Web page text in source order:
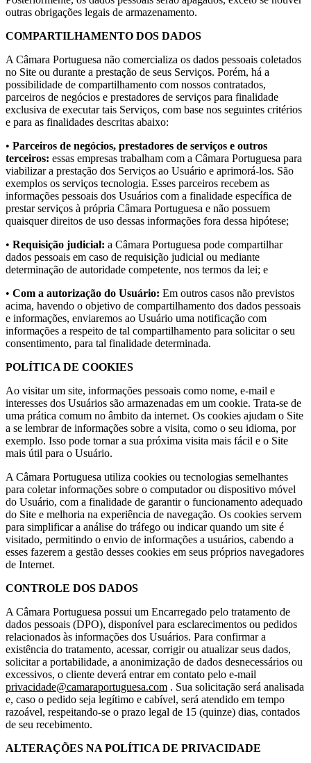
outras obrigações legais de armazenamento.
COMPARTILHAMENTO DOS DADOS
A Câmara Portuguesa não comercializa os dados pessoais coletados
no Site ou durante a prestação de seus Serviços. Porém, há a
possibilidade de compartilhamento com nossos contratados,
parceiros de negócios e prestadores de serviços para finalidade
exclusiva de executar tais Serviços, com base nos seguintes critérios
e para as finalidades descritas abaixo:
• Parceiros de negócios, prestadores de serviços e outros
terceiros: essas empresas trabalham com a Câmara Portuguesa para
viabilizar a prestação dos Serviços ao Usuário e aprimorá-los. São
exemplos os serviços tecnologia. Esses parceiros recebem as
informações pessoais dos Usuários com a finalidade específica de
prestar serviços à própria Câmara Portuguesa e não possuem
quaisquer direitos de uso dessas informações fora dessa hipótese;
• Requisição judicial: a Câmara Portuguesa pode compartilhar
dados pessoais em caso de requisição judicial ou mediante
determinação de autoridade competente, nos termos da lei; e
• Com a autorização do Usuário: Em outros casos não previstos
acima, havendo o objetivo de compartilhamento dos dados pessoais
e informações, enviaremos ao Usuário uma notificação com
informações a respeito de tal compartilhamento para solicitar o seu
consentimento, para tal finalidade determinada.
POLÍTICA DE COOKIES
Ao visitar um site, informações pessoais como nome, e-mail e
interesses dos Usuários são armazenadas em um cookie. Trata-se de
uma prática comum no âmbito da internet. Os cookies ajudam o Site
a se lembrar de informações sobre a visita, como o seu idioma, por
exemplo. Isso pode tornar a sua próxima visita mais fácil e o Site
mais útil para o Usuário.
A Câmara Portuguesa utiliza cookies ou tecnologias semelhantes
para coletar informações sobre o computador ou dispositivo móvel
do Usuário, com a finalidade de garantir o funcionamento adequado
do Site e melhoria na experiência de navegação. Os cookies servem
para simplificar a análise do tráfego ou indicar quando um site é
visitado, permitindo o envio de informações a usuários, cabendo a
esses fazerem a gestão desses cookies em seus próprios navegadores
de Internet.
CONTROLE DOS DADOS
A Câmara Portuguesa possui um Encarregado pelo tratamento de
dados pessoais (DPO), disponível para esclarecimentos ou pedidos
relacionados às informações dos Usuários. Para confirmar a
existência do tratamento, acessar, corrigir ou atualizar seus dados,
solicitar a portabilidade, a anonimização de dados desnecessários ou
excessivos, o cliente deverá entrar em contato pelo e-mail
privacidade@camaraportuguesa.com . Sua solicitação será analisada
e, caso o pedido seja legítimo e cabível, será atendido em tempo
razoável, respeitando-se o prazo legal de 15 (quinze) dias, contados
de seu recebimento.
ALTERAÇÕES NA POLÍTICA DE PRIVACIDADE